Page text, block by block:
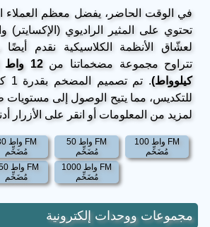
في الوقت الحاضر، يفضل معظم العملاء
تحتوي على المثير الراديوي
لعشّاق الأنظمة الكلاسيكية نقدم
تتراوح مجموعة مضخماتنا من12 واط
كيلوواط)
.
للتكديس، مما يتيح الوصول إلى مستويات
لمزيد من المعلومات أو انقر على الأزرار
30 واط FM
مُضَخِّم
50 واط FM
مُضَخِّم
100 واط FM
مُضَخِّم
250 واط FM
مُضَخِّم
1000 واط FM
مُضَخِّم
مجموعات ووحدات إلكترونية